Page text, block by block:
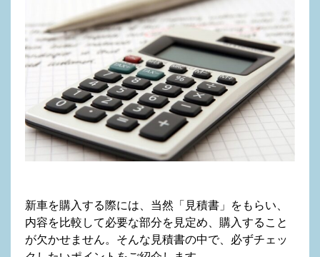
新車を購入する際には、当然「見積書」をもらい、
内容を比較して必要な部分を見定め、購入すること
が欠かせません。そんな見積書の中で、必ずチェッ